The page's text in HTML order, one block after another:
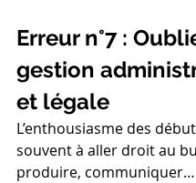
Erreur n°7 :
gestion
et légale
L’enthousiasme des
souvent à aller droit au
produire,